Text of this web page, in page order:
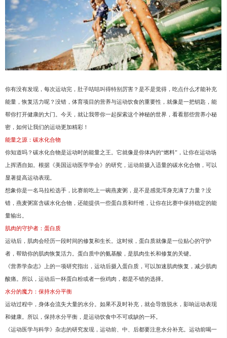
你有没有发现，每次运动完，肚子咕咕叫得特别厉害？是不是觉得，吃点什么才能补充
能量，恢复活力呢？没错，体育项目的营养与运动饮食的重要性，就像是一把钥匙，能
帮你打开健康的大门。今天，就让我带你一起探索这个神秘的世界，看看那些营养小秘
密，如何让我们的运动更加精彩！
能量之源：碳水化合物
你知道吗？碳水化合物是运动时的能量之王。它就像是你体内的“燃料”，让你在运动场
上挥洒自如。根据《美国运动医学学会》的研究，运动前摄入适量的碳水化合物，可以
显著提高运动表现。
想象你是一名马拉松选手，比赛前吃上一碗燕麦粥，是不是感觉浑身充满了力量？没
错，燕麦粥富含碳水化合物，还能提供一些蛋白质和纤维，让你在比赛中保持稳定的能
量输出。
肌肉的守护者：蛋白质
运动后，肌肉会经历一段时间的修复和生长。这时候，蛋白质就像是一位贴心的守护
者，帮助你的肌肉恢复活力。蛋白质中的氨基酸，是肌肉生长和修复的关键。
《营养学杂志》上的一项研究指出，运动后摄入蛋白质，可以加速肌肉恢复，减少肌肉
酸痛。所以，运动后一杯蛋白粉或者一份鸡肉，都是不错的选择。
水分的魔力：保持水分平衡
运动过程中，身体会流失大量的水分。如果不及时补充，就会导致脱水，影响运动表现
和健康。所以，保持水分平衡，是运动饮食中不可或缺的一环。
《运动医学与科学》杂志的研究发现，运动前、中、后都要注意水分补充。运动前喝一